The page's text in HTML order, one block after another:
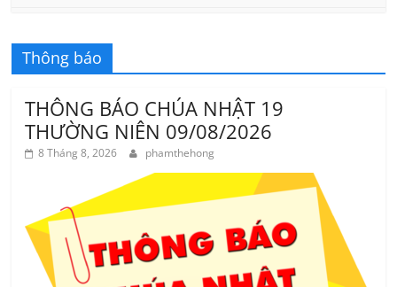
Thông báo
THÔNG BÁO CHÚA NHẬT 19
THƯỜNG NIÊN 09/08/2026
8 Tháng 8, 2026 phamthehong